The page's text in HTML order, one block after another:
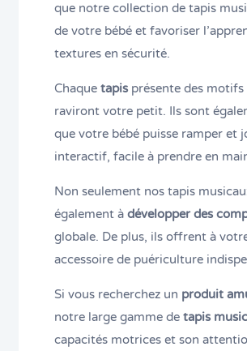
que notre collection de tapis
de votre bébé et favoriser
textures en sécurité.
Chaquetapisprésente des motifs
raviront votre petit. Ils sont
que votre bébé puisse ramper et
interactif, facile à prendre en
Non seulement nos tapis
également à développer des
globale. De plus, ils offrent à
accessoire de puériculture
Si vous recherchez un produit
notre large gamme de tapis
capacités motrices et son